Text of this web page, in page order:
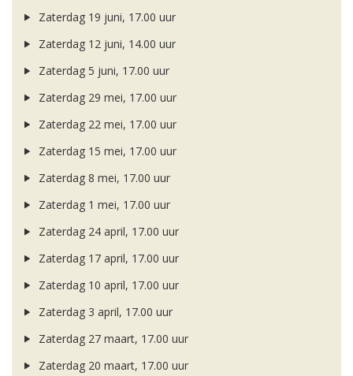
Zaterdag 19 juni, 17.00 uur
Zaterdag 12 juni, 14.00 uur
Zaterdag 5 juni, 17.00 uur
Zaterdag 29 mei, 17.00 uur
Zaterdag 22 mei, 17.00 uur
Zaterdag 15 mei, 17.00 uur
Zaterdag 8 mei, 17.00 uur
Zaterdag 1 mei, 17.00 uur
Zaterdag 24 april, 17.00 uur
Zaterdag 17 april, 17.00 uur
Zaterdag 10 april, 17.00 uur
Zaterdag 3 april, 17.00 uur
Zaterdag 27 maart, 17.00 uur
Zaterdag 20 maart, 17.00 uur